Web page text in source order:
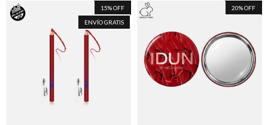
15%OFF
ENVÍO GRATIS
20%OFF